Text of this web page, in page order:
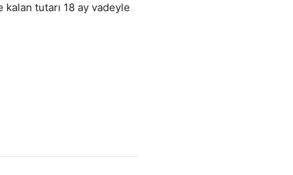
tutarı 18 ay vadeyle